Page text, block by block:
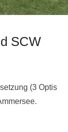
SCW
(3 Optis